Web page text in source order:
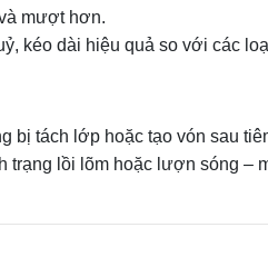
mượt hơn.
kéo dài hiệu quả so với các
bị tách lớp hoặc tạo vón sau
trạng lồi lõm hoặc lượn sóng –